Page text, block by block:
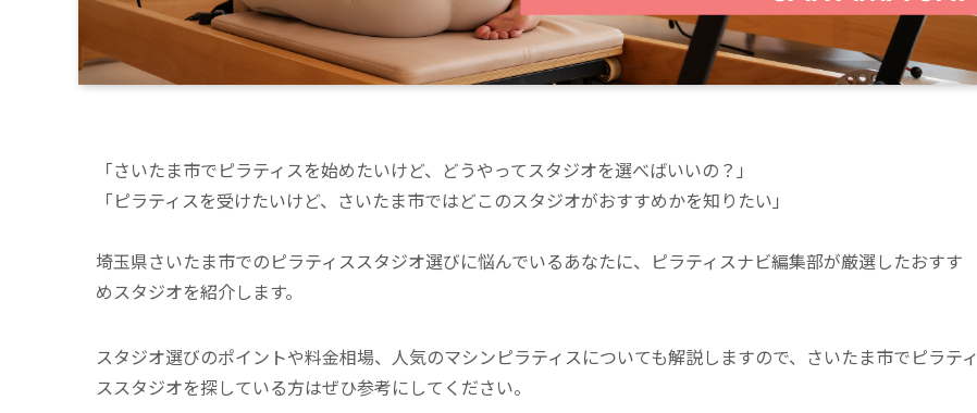
「さいたま市でピラティスを始めたいけど、どうやってスタジオを選べばいいの？」
「ピラティスを受けたいけど、さいたま市ではどこのスタジオがおすすめかを知りたい」
埼玉県さいたま市でのピラティススタジオ選びに悩んでいるあなたに、ピラティスナビ編集部が厳選したおすす
めスタジオを紹介します。
スタジオ選びのポイントや料金相場、人気のマシンピラティスについても解説しますので、さいたま市でピラティ
ススタジオを探している方はぜひ参考にしてください。